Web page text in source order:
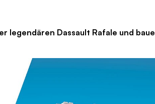
Dassault Rafale und